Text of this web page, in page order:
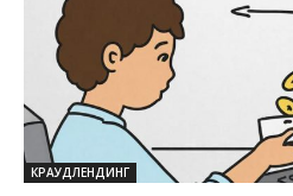
КРАУДЛЕНДИНГ